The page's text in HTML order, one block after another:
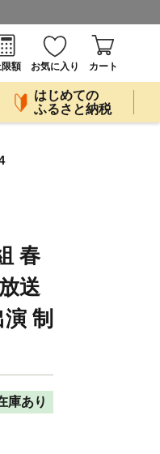
額
お気に入り カート
はじめての
ふるさと納税
春
送
制
庫あり